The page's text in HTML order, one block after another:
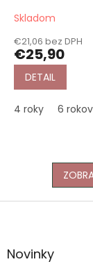
Ananas
Skladom
€21,06 bez DPH
€25,90
DETAIL
4 roky 6 rokov
Z
äNovinky